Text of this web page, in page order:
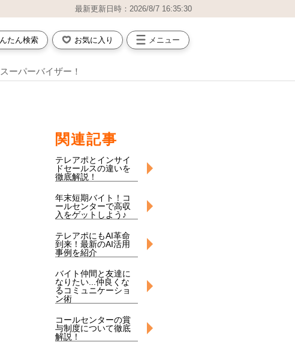
最新更新日時：2026/8/7 16:35:30
たん検索 お気に入り メニュー
ーパーバイザー！
関連記事
テレアポとインサイ
ドセールスの違いを
徹底解説！
年末短期バイト！コ
ールセンターで高収
入をゲットしよう♪
テレアポにもAI革命
到来！最新のAI活用
事例を紹介
バイト仲間と友達に
なりたい...仲良くな
るコミュニケーショ
ン術
コールセンターの賞
与制度について徹底
解説！